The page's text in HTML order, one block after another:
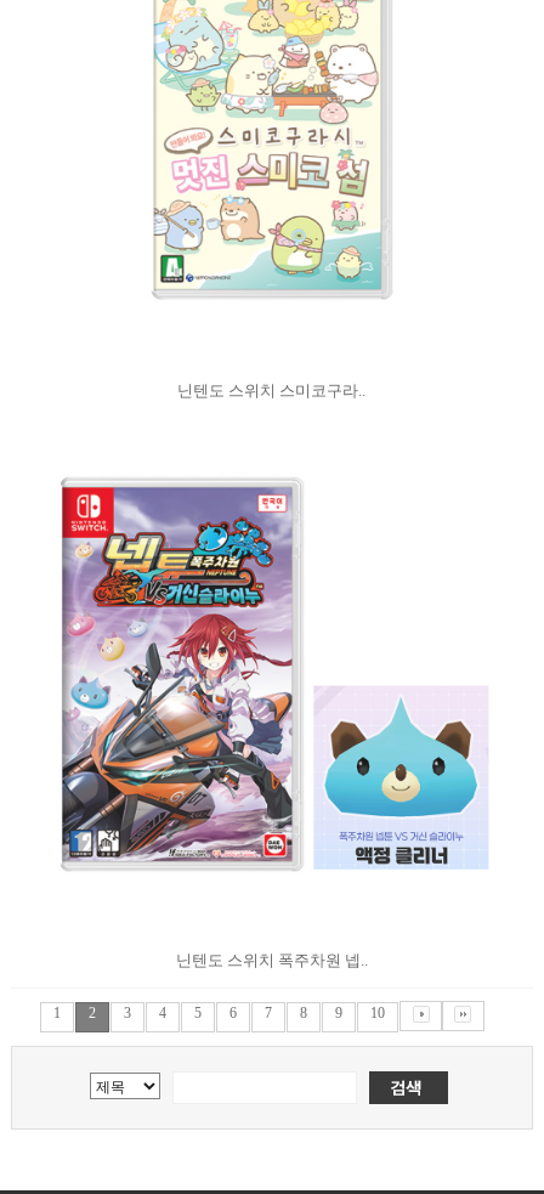
닌텐도 스위치 스미코구라..
닌텐도 스위치 폭주차원 넵..
1 2 3 4 5 6 7 8 9 10